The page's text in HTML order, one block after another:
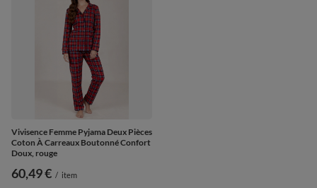
Vivisence Femme Pyjama Deux Pièces
Coton À Carreaux Boutonné Confort
Doux, rouge
60,49 € / item